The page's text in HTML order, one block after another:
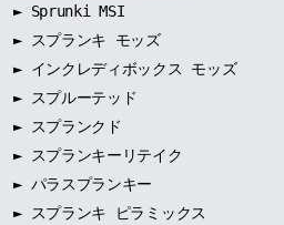
► Sprunki MSI
►
スプランキ モッズ
► インクレディボックス モッズ
►
スプルーテッド
►
スプランクド
►
スプランキーリテイク
► パラスプランキー
►
スプランキ ピラミックス